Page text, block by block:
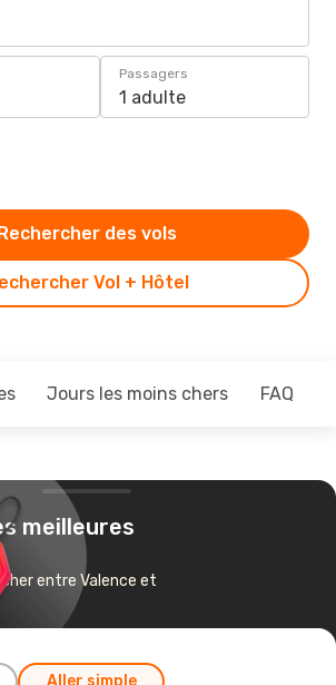
Passagers
1 adulte
Vol + Hôtel
des vols
Jours les moins chers FAQ
meilleures
entre Valence et
Aller simple